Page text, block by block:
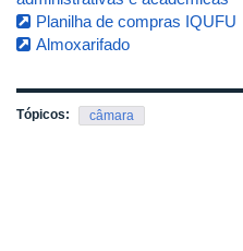
Planilha de compras IQUFU
Almoxarifado
Tópicos: câmara